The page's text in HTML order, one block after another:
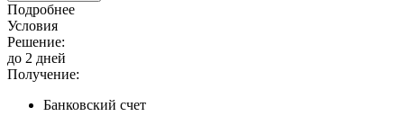
Подробнее
Условия
Решение:
до 2 дней
Получение:
Банковский счет